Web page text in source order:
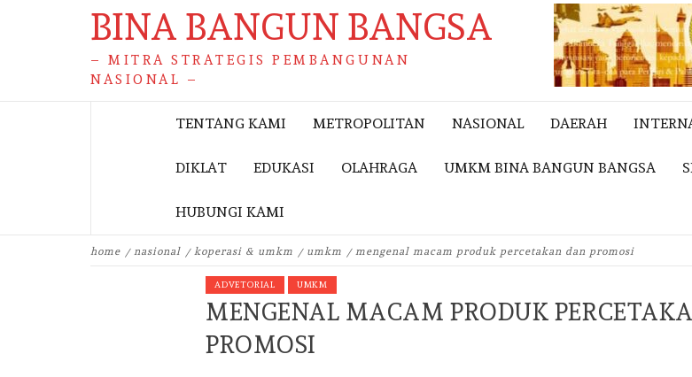
BINA BANGUN BANGSA
– MITRA STRATEGIS PEMBANGUNAN
NASIONAL –
TENTANG KAMI METROPOLITAN NASIONAL DAERAH
DIKLAT EDUKASI OLAHRAGA UMKM BINA BANGUN BANGSA
HUBUNGI KAMI
home nasional koperasi & umkm umkm mengenal macam produk percetakan dan promosi
ADVETORIAL UMKM
MENGENAL MACAM PRODUK
PROMOSI